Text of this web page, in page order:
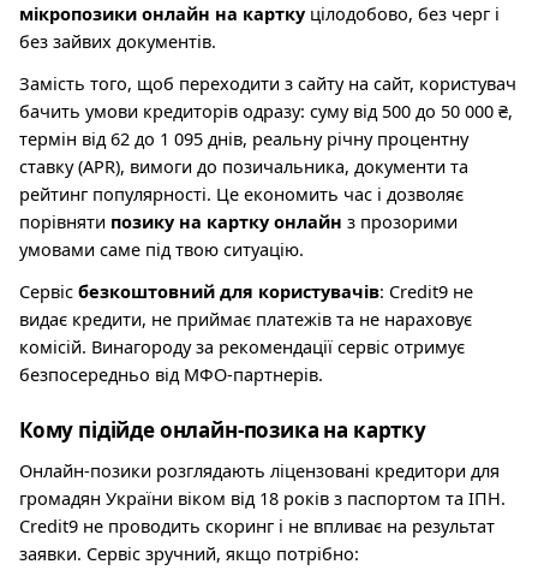
мікропозики онлайн на картку цілодобово, без черг і
без зайвих документів.
Замість того, щоб переходити з сайту на сайт, користувач
бачить умови кредиторів одразу: суму від 500 до 50 000 ₴,
термін від 62 до 1 095 днів, реальну річну процентну
ставку (APR), вимоги до позичальника, документи та
рейтинг популярності. Це економить час і дозволяє
порівняти позику на картку онлайн з прозорими
умовами саме під твою ситуацію.
Сервіс безкоштовний для користувачів: Credit9 не
видає кредити, не приймає платежів та не нараховує
комісій. Винагороду за рекомендації сервіс отримує
безпосередньо від МФО-партнерів.
Кому підійде онлайн-позика на картку
Онлайн-позики розглядають ліцензовані кредитори для
громадян України віком від 18 років з паспортом та ІПН.
Credit9 не проводить скоринг і не впливає на результат
заявки. Сервіс зручний, якщо потрібно: